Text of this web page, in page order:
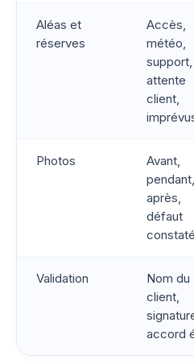
Aléas et
réserves
Accès,
météo,
support,
attente
client,
Photos
Avant,
pendant,
après,
défaut
constaté
Validation
Nom du
client,
accord